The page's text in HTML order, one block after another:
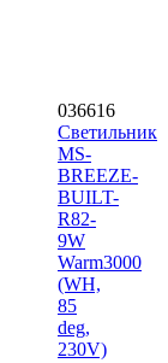
036616
Светильник
MS-
BREEZE-
BUILT-
R82-
9W
Warm3000
(WH,
85
deg,
230V)